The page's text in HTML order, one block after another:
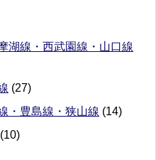
湖線・西武園線・山口線
(27)
・豊島線・狭山線 (14)
(10)